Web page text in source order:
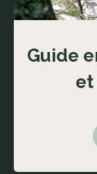
Guide
et